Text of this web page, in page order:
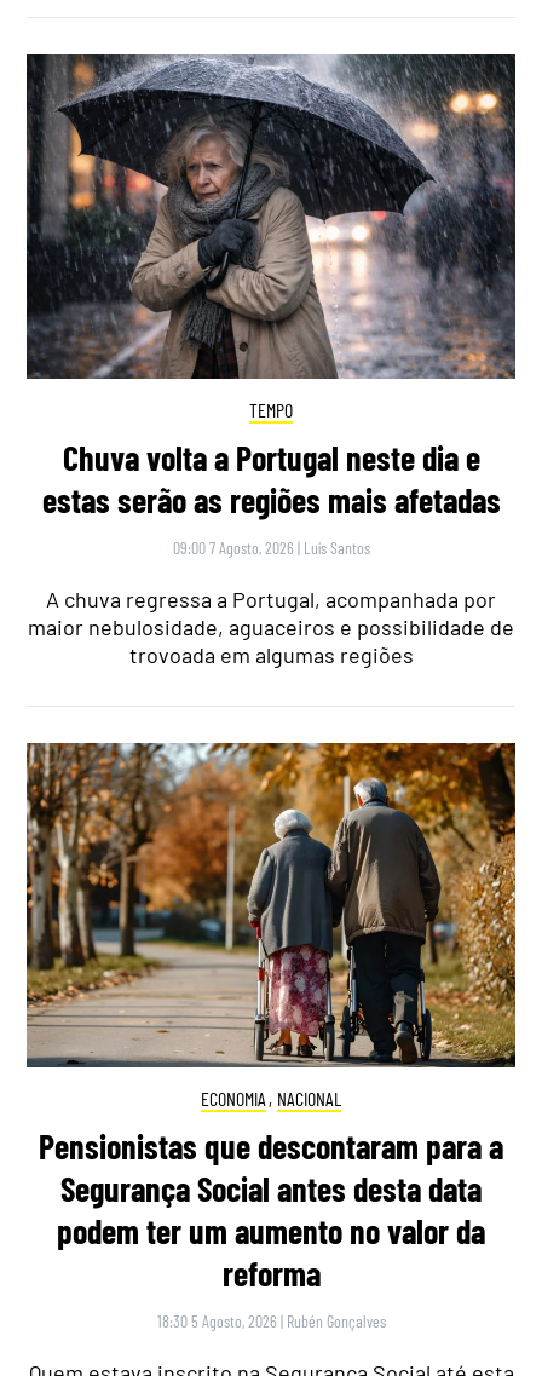
TEMPO
Chuva volta a Portugal neste dia e
estas serão as regiões mais afetadas
09:00 7 Agosto, 2026 | Luís Santos
A chuva regressa a Portugal, acompanhada por
maior nebulosidade, aguaceiros e possibilidade de
trovoada em algumas regiões
ECONOMIA , NACIONAL
Pensionistas que descontaram para a
Segurança Social antes desta data
podem ter um aumento no valor da
reforma
18:30 5 Agosto, 2026 | Rubén Gonçalves